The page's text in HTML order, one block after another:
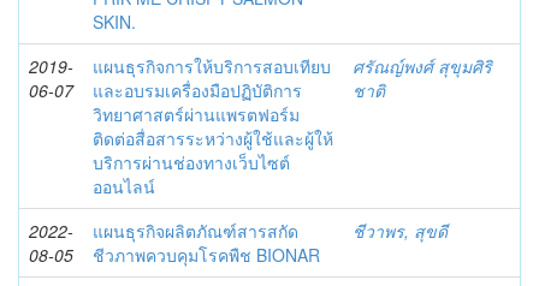
SKIN.
2019-
06-07
แผนธุรกิจการให้บริการสอบเทียบ
และอบรมเครื่องมือปฏิบัติการ
วิทยาศาสตร์ผ่านแพรตฟอร์ม
ติดต่อสื่อสารระหว่างผู้ใช้และผู้ให้
บริการผ่านช่องทางเว็บไซต์
ออนไลน์
ศรัณญ์พงศ์ สุขุมศิริ
ชาติ
2022-
08-05
แผนธุรกิจผลิตภัณฑ์สารสกัด
ชีวภาพควบคุมโรคพืช BIONAR
ชีวาพร, สุขดี